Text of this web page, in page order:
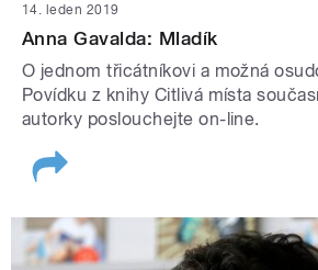
14. leden 2019
Anna Gavalda: Mladík
O jednom třicátníkovi a možná
Povídku z knihy Citlivá místa
autorky poslouchejte on-line.